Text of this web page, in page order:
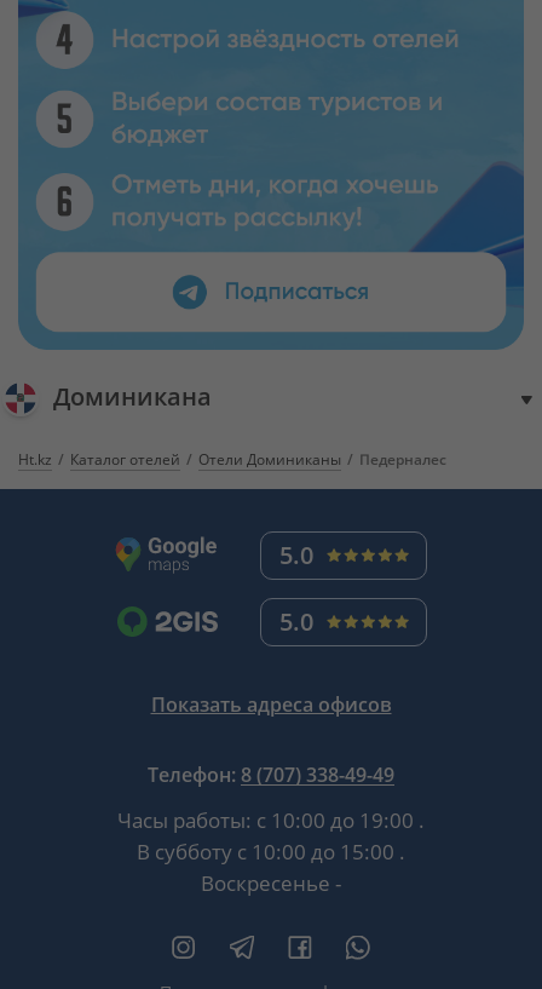
Доминикана
Ht.kz Каталог отелей Отели Доминиканы Педерналес
5.0
5.0
Показать адреса офисов
Телефон: 8 (707) 338-49-49
Часы работы: с 10:00 до 19:00 .
В субботу с 10:00 до 15:00 .
Воскресенье -